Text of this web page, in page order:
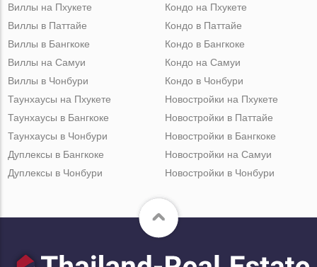
Виллы на Пхукете
Виллы в Паттайе
Виллы в Бангкоке
Виллы на Самуи
Виллы в Чонбури
Кондо на Пхукете
Кондо в Паттайе
Кондо в Бангкоке
Кондо на Самуи
Кондо в Чонбури
Таунхаусы на Пхукете
Таунхаусы в Бангкоке
Таунхаусы в Чонбури
Дуплексы в Бангкоке
Дуплексы в Чонбури
Новостройки на Пхукете
Новостройки в Паттайе
Новостройки в Бангкоке
Новостройки на Самуи
Новостройки в Чонбури